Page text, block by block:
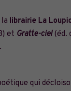
la librairie La
et Gratte-ciel(éd.
qui